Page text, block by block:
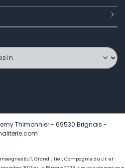
Thimonnier - 69530 Brignais -
BUT, Grand Litier, Compagnie du Lit, et